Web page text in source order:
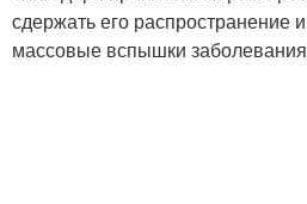
госпитализацией
сдержать его распространение
массовые вспышки